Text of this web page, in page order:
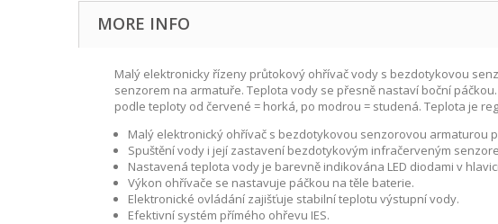
MORE INFO
Malý elektronicky řízeny průtokový ohřívač vody s bezdotykovou
senzorem na armatuře. Teplota vody se přesně nastaví boční
podle teploty od červené = horká, po modrou = studená. Teplota je
Malý elektronický ohřívač s bezdotykovou senzorovou armaturou
Spuštění vody i její zastavení bezdotykovým infračerveným
Nastavená teplota vody je barevně indikována LED diodami v
Výkon ohřívače se nastavuje páčkou na těle baterie.
Elektronické ovládání zajišťuje stabilní teplotu výstupní vody.
Efektivní systém přímého ohřevu IES.